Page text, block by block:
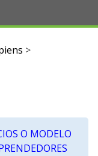
>
O MODELO